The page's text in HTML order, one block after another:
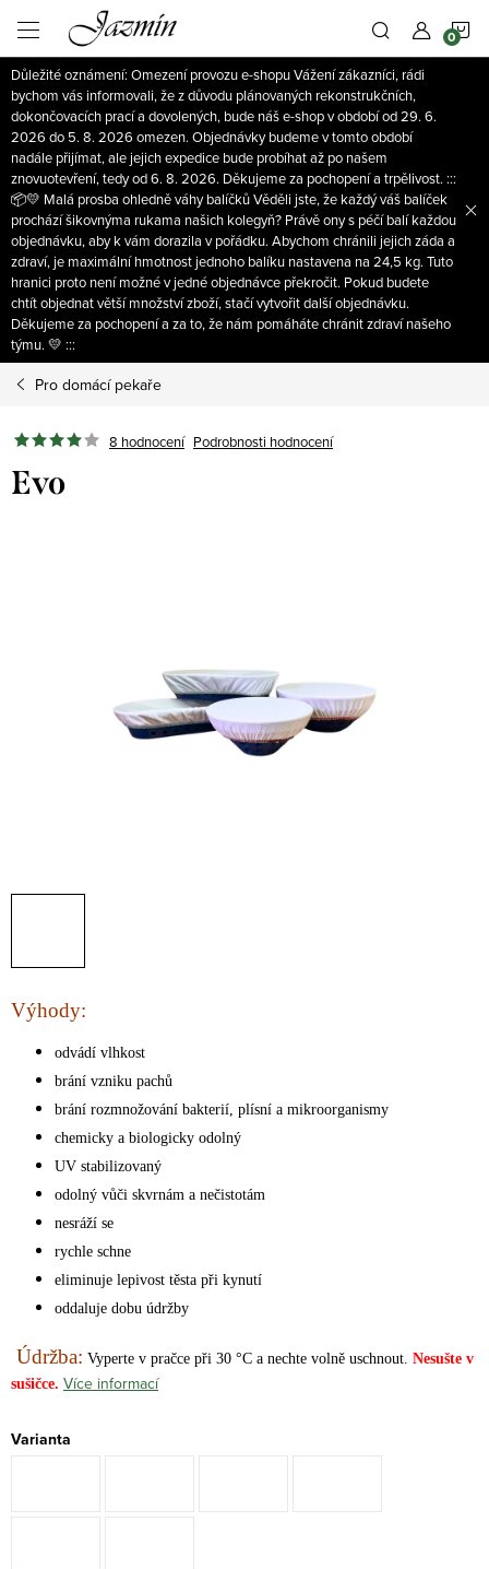
obsah
Důležité oznámení: Omezení provozu e-shopu Vážení zákazníci, rádi
bychom vás informovali, že z důvodu plánovaných rekonstrukčních,
dokončovacích prací a dovolených, bude náš e-shop v období od 29. 6.
2026 do 5. 8. 2026 omezen. Objednávky budeme v tomto období
nadále přijímat, ale jejich expedice bude probíhat až po našem
znovuotevření, tedy od 6. 8. 2026. Děkujeme za pochopení a trpělivost. :::
📦💛 Malá prosba ohledně váhy balíčků Věděli jste, že každý váš balíček
prochází šikovnýma rukama našich kolegyň? Právě ony s péčí balí každou
objednávku, aby k vám dorazila v pořádku. Abychom chránili jejich záda a
zdraví, je maximální hmotnost jednoho balíku nastavena na 24,5 kg. Tuto
hranici proto není možné v jedné objednávce překročit. Pokud budete
chtít objednat větší množství zboží, stačí vytvořit další objednávku.
Děkujeme za pochopení a za to, že nám pomáháte chránit zdraví našeho
týmu. 💛 :::
Pro domácí pekaře
8 hodnocení Podrobnosti hodnocení
Evo
Výhody:
odvádí vlhkost
brání vzniku pachů
brání rozmnožování bakterií, plísní a mikroorganismy
chemicky a biologicky odolný
UV stabilizovaný
odolný vůči skvrnám a nečistotám
nesráží se
rychle schne
eliminuje lepivost těsta při kynutí
oddaluje dobu údržby
Údržba: Vyperte v pračce při 30 °C a nechte volně uschnout. Nesušte v
sušičce. Více informací
Varianta